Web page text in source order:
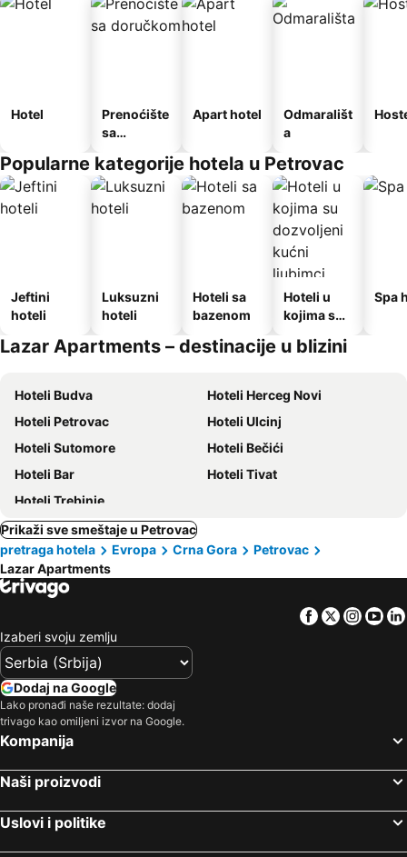
Hotel
Prenoćište
sa
Apart hotel
Odmarališt
a
Popularne kategorije hotela u Petrovac
Jeftini
hoteli
Luksuzni
hoteli
Hoteli sa
bazenom
Hoteli u
kojima su
kućni
Spa
Lazar Apartments – destinacije u blizini
Hoteli Budva
Hoteli Herceg Novi
Hoteli Petrovac
Hoteli Ulcinj
Hoteli Sutomore
Hoteli Bečići
Hoteli Bar
Hoteli Tivat
Hoteli Trebinje
Prikaži sve smeštaje u Petrovac
pretraga hotela
Evropa Crna Gora
Petrovac
Lazar Apartments
Facebook
Twitter
Izaberi svoju zemlju
Dodaj na Google
Lako pronađi naše rezultate: dodaj
trivago kao omiljeni izvor na Google.
Kompanija
Naši proizvodi
Uslovi i politike